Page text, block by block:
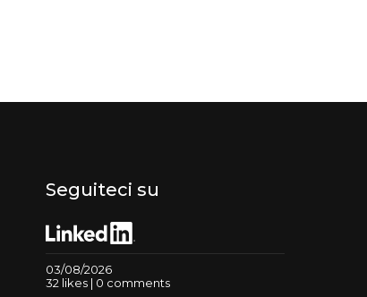
Seguiteci su
03/08/2026
32 likes | 0 comments